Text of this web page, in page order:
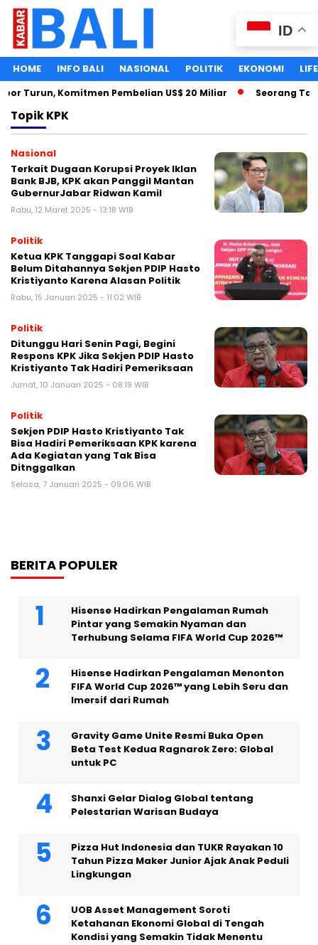
HOME INFO BALI NASIONAL POLITIK EKONOMI
Turun, Komitmen Pembelian US$ 20 Miliar Seorang
TopikKPK
Nasional
Terkait Dugaan Korupsi Proyek Iklan
Bank BJB, KPK akan Panggil Mantan
GubernurJabar Ridwan Kamil
Rabu, 12 Maret 2025 - 13:18 WIB
Politik
Ketua KPK Tanggapi Soal Kabar
Belum Ditahannya Sekjen PDIP Hasto
Kristiyanto Karena Alasan Politik
Rabu, 15 Januari 2025 - 11:02 WIB
Politik
Ditunggu Hari Senin Pagi, Begini
Respons KPK Jika Sekjen PDIP Hasto
Kristiyanto Tak Hadiri Pemeriksaan
Jumat, 10 Januari 2025 - 08:19 WIB
Politik
Sekjen PDIP Hasto Kristiyanto Tak
Bisa Hadiri Pemeriksaan KPK karena
Ada Kegiatan yang Tak Bisa
Ditnggalkan
Selasa, 7 Januari 2025 - 09:06 WIB
BERITA POPULER
Hisense Hadirkan Pengalaman Rumah
Pintar yang Semakin Nyaman dan
Terhubung Selama FIFA World Cup 2026™
Hisense Hadirkan Pengalaman Menonton
FIFA World Cup 2026™ yang Lebih Seru dan
Imersif dari Rumah
Gravity Game Unite Resmi Buka Open
Beta Test Kedua Ragnarok Zero: Global
untuk PC
Shanxi Gelar Dialog Global tentang
Pelestarian Warisan Budaya
Pizza Hut Indonesia dan TUKR Rayakan 10
Tahun Pizza Maker Junior Ajak Anak Peduli
Lingkungan
UOB Asset Management Soroti
Ketahanan Ekonomi Global di Tengah
Kondisi yang Semakin Tidak Menentu
ID